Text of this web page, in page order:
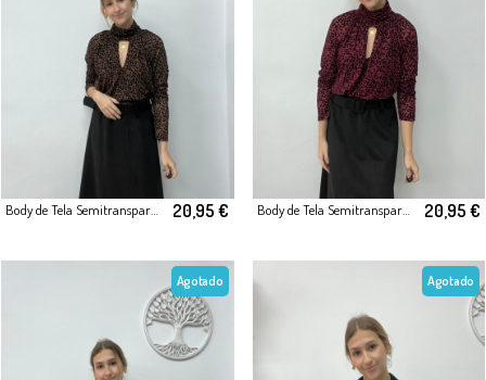
Body de Tela Semitransparente con Estampado de Leopardo en Terciopelo 20,95 € Body de Tela Semitransparente con Estampado de Leopardo en Terciopelo 20,95 €
Agotado Agotado